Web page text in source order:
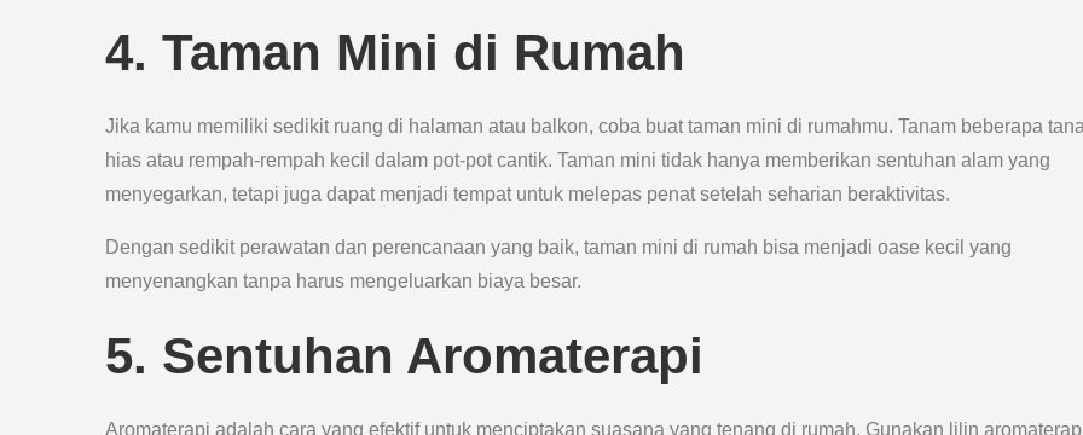
4. Taman Mini di Rumah
Jika kamu memiliki sedikit ruang di halaman atau balkon, coba buat taman mini di rumahmu. Tanam beberapa
hias atau rempah-rempah kecil dalam pot-pot cantik. Taman mini tidak hanya memberikan sentuhan alam yang
menyegarkan, tetapi juga dapat menjadi tempat untuk melepas penat setelah seharian beraktivitas.
Dengan sedikit perawatan dan perencanaan yang baik, taman mini di rumah bisa menjadi oase kecil yang
menyenangkan tanpa harus mengeluarkan biaya besar.
5. Sentuhan Aromaterapi
Aromaterapi adalah cara yang efektif untuk menciptakan suasana yang tenang di rumah. Gunakan lilin